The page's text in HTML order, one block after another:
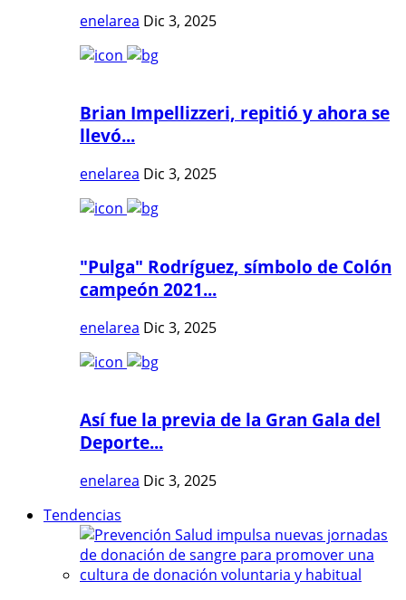
enelarea Dic 3, 2025
Brian Impellizzeri, repitió y ahora se
llevó...
enelarea Dic 3, 2025
"Pulga" Rodríguez, símbolo de Colón
campeón 2021...
enelarea Dic 3, 2025
Así fue la previa de la Gran Gala del
Deporte...
enelarea Dic 3, 2025
Tendencias